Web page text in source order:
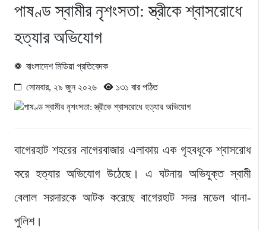
পাষণ্ড স্বামীর নৃশংসতা: স্ত্রীকে শ্বাসরোধে
হত্যার অভিযোগ
বাংলাদেশ মিডিয়া প্রতিবেদক
সোমবার, ২৯ জুন ২০২৬ ১৩১ বার পঠিত
বাগেরহাট শহরের নাগেরবাজার এলাকায় এক গৃহবধূকে শ্বাসরোধ
করে হত্যার অভিযোগ উঠেছে। এ ঘটনায় অভিযুক্ত স্বামী
বেলাল সরদারকে আটক করেছে বাগেরহাট সদর মডেল থানা-
পুলিশ।